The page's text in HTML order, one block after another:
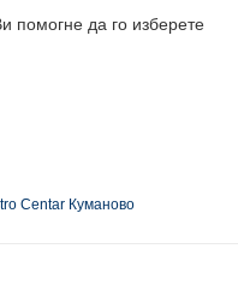
помогне да го изберете
Centar Куманово